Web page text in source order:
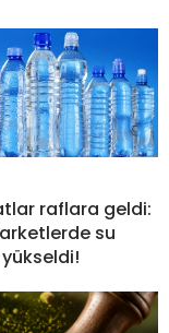
raflara geldi:
su